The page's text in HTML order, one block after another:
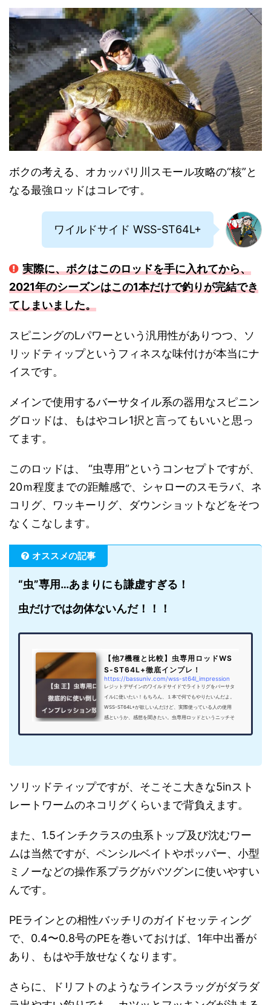
ボクの考える、オカッパリ川スモール攻略の“核”と
なる最強ロッドはコレです。
ワイルドサイド WSS-ST64L+
実際に、ボクはこのロッドを手に入れてから、
2021年のシーズンはこの1本だけで釣りが完結でき
てしまいました。
スピニングのLパワーという汎用性がありつつ、ソ
リッドティップというフィネスな味付けが本当にナ
イスです。
メインで使用するバーサタイル系の器用なスピニン
グロッドは、もはやコレ1択と言ってもいいと思っ
てます。
このロッドは、 “虫専用”というコンセプトですが、
20ｍ程度までの距離感で、シャローのスモラバ、ネ
コリグ、ワッキーリグ、ダウンショットなどをそつ
なくこなします。
オススメの記事
“虫”専用…あまりにも謙虚すぎる！
虫だけでは勿体ないんだ！！！
【他7機種と比較】虫専用ロッドWS
S-ST64L+徹底インプレ！
https://bassuniv.com/wss-st64l_impression
レジットデザインのワイルドサイドでライトリグをバーサタ
イルに使いたい！もちろん、１本で何でもやりたいんだよ。
WSS-ST64L+が欲しいんだけど、実際使っている人の使用
感というか、感想を聞きたい。虫専用ロッドというニッチそ
ソリッドティップですが、そこそこ大きな5inスト
レートワームのネコリグくらいまで背負えます。
また、1.5インチクラスの虫系トップ及び沈むワー
ムは当然ですが、ペンシルベイトやポッパー、小型
ミノーなどの操作系プラグがバツグンに使いやすい
んです。
PEラインとの相性バッチリのガイドセッティング
で、0.4〜0.8号のPEを巻いておけば、1年中出番が
あり、もはや手放せなくなります。
さらに、ドリフトのようなラインスラッグがダラダ